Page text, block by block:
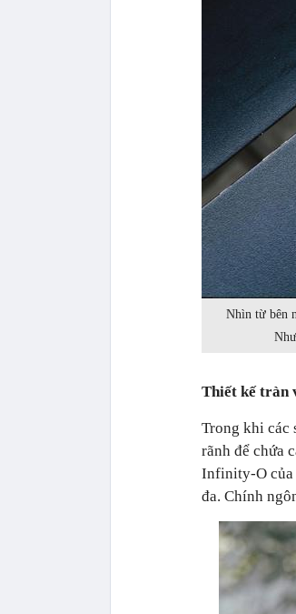
Nhìn từ bên
Thiết kế tràn
Trong khi các
rãnh để chứa
Infinity-O của
đa. Chính